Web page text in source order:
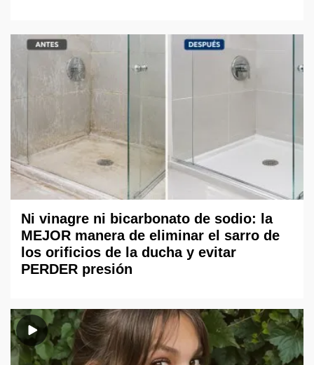
Ni vinagre ni bicarbonato de sodio: la
MEJOR manera de eliminar el sarro de
los orificios de la ducha y evitar
PERDER presión